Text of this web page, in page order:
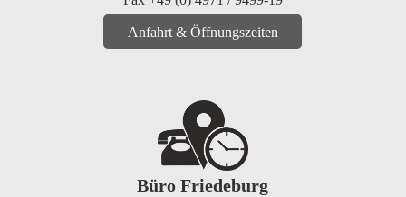
Anfahrt & Öffnungszeiten
Büro Friedeburg